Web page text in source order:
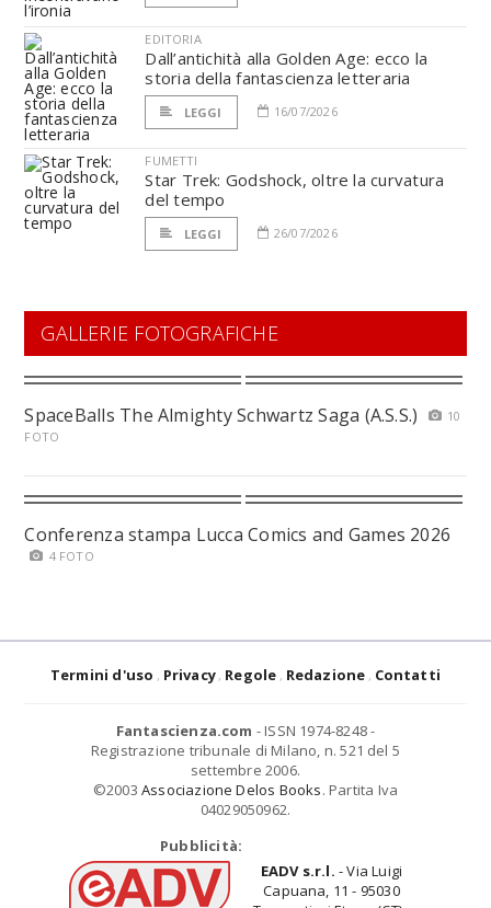
EDITORIA
Dall’antichità alla Golden Age: ecco la
storia della fantascienza letteraria
LEGGI 16/07/2026
FUMETTI
Star Trek: Godshock, oltre la curvatura
del tempo
LEGGI 26/07/2026
GALLERIE FOTOGRAFICHE
SpaceBalls The Almighty Schwartz Saga (A.S.S.)
10
FOTO
Conferenza stampa Lucca Comics and Games 2026
4 FOTO
Termini d'uso Privacy Regole Redazione Contatti
Fantascienza.com - ISSN 1974-8248 -
Registrazione tribunale di Milano, n. 521 del 5
settembre 2006.
©2003 Associazione Delos Books. Partita Iva
04029050962.
Pubblicità:
EADV s.r.l. - Via Luigi
Capuana, 11 - 95030